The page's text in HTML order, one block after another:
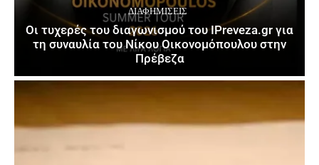
ΔΙΑΦΗΜΊΣΕΙΣ
Οι τυχερές του διαγωνισμού του IPreveza.gr για
τη συναυλία του Νίκου Οικονομόπουλου στην
Πρέβεζα